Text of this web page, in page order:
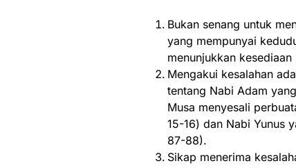
Bukan senang untuk
yang mempunyai
menunjukkan
Mengakui kesalahan
tentang Nabi Adam
Musa menyesali
15-16) dan Nabi Yunus
87-88).
Sikap menerima